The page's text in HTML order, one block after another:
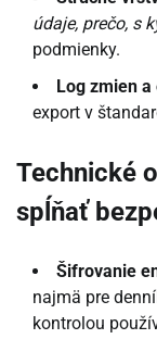
údaje, prečo, s
podmienky.
Log zmien a
export v
Technické
spĺňať
Šifrovanie
najmä pre
kontrolou